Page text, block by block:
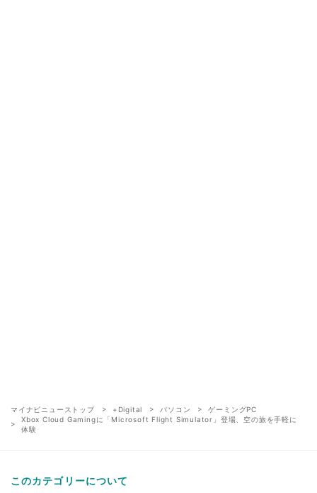
マイナビニューストップ +Digital パソコン
ゲーミングPC
Xbox Cloud Gamingに「Microsoft Flight Simulator」登場、空の旅を手軽に
体験
このカテゴリーについて